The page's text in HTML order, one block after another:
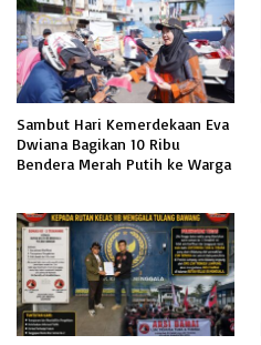
Sambut Hari Kemerdekaan Eva
Dwiana Bagikan 10 Ribu
Bendera Merah Putih ke Warga